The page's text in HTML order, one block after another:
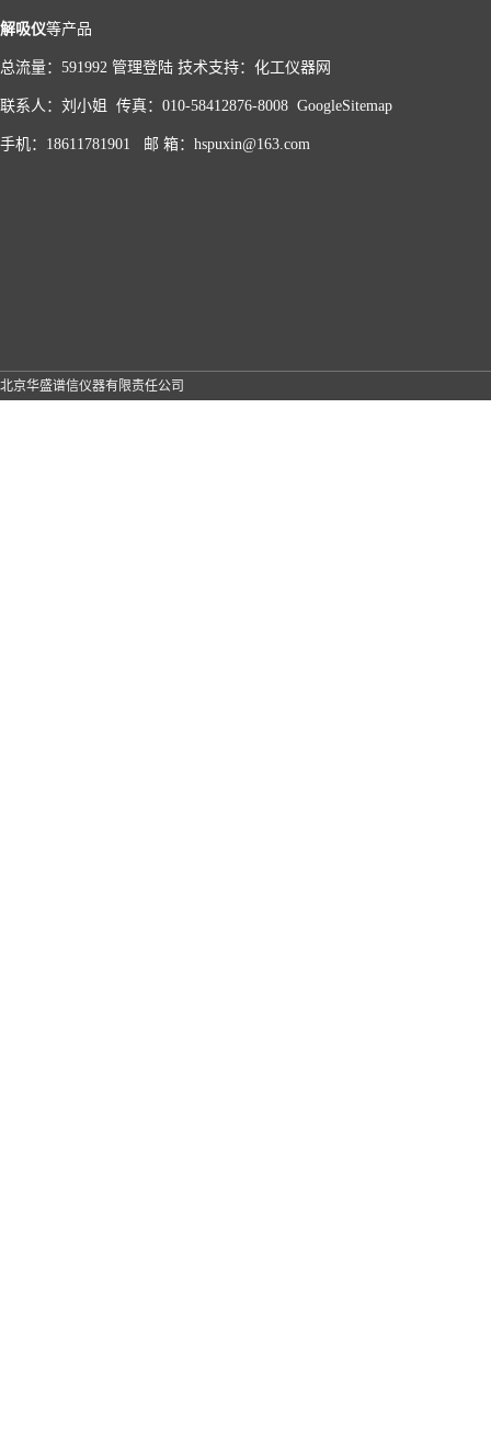
解吸仪等产品
总流量：591992 管理登陆 技术支持： 化工仪器网
联系人：刘小姐 传真：010-58412876-8008 GoogleSitemap
手机：18611781901 邮 箱：hspuxin@163.com
北京华盛谱信仪器有限责任公司